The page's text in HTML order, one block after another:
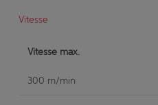
Vitesse
Vitesse max.
300 m/min